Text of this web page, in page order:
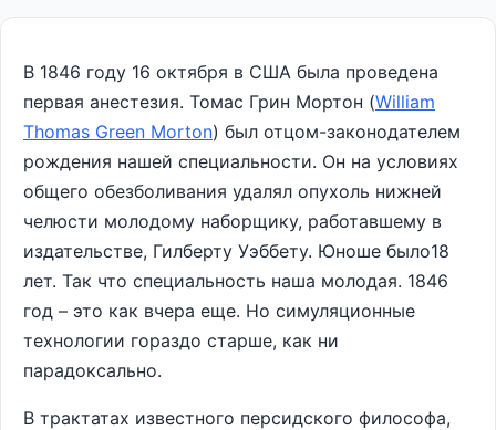
В 1846 году 16 октября в США была проведена
первая анестезия. Томас Грин Мортон (William
Thomas Green Morton) был отцом-законодателем
рождения нашей специальности. Он на условиях
общего обезболивания удалял опухоль нижней
челюсти молодому наборщику, работавшему в
издательстве, Гилберту Уэббету. Юноше было18
лет. Так что специальность наша молодая. 1846
год – это как вчера еще. Но симуляционные
технологии гораздо старше, как ни
парадоксально.
В трактатах известного персидского философа,